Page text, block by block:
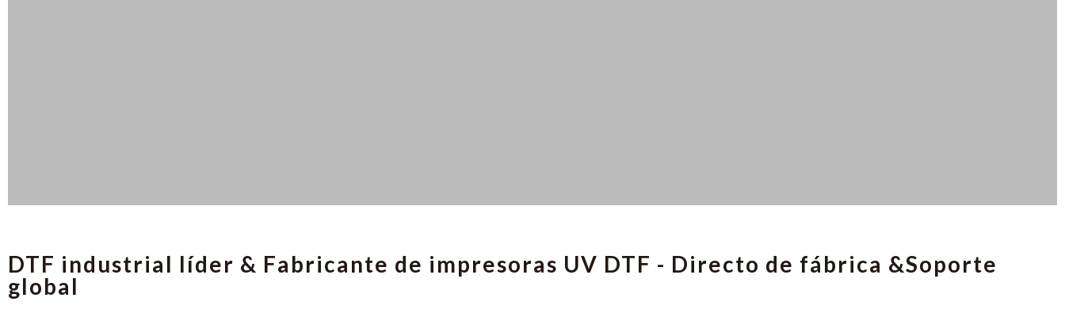
DTF industrial líder & Fabricante de impresoras UV DTF - Directo de fábrica &Soporte
global